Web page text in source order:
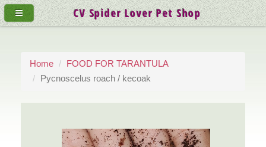
Home
FOOD FOR TARANTULA
Pycnoscelus roach / kecoak
CV Spider Lover Pet Shop